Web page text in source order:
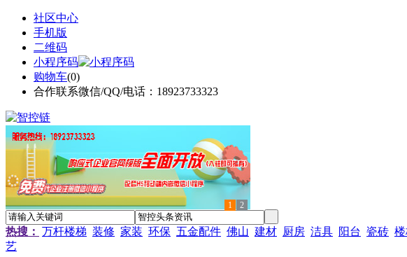
社区中心
手机版
二维码
小程序码
购物车(0)
合作联系微信/QQ/电话：18923733323
1 2
热搜： 万杆楼梯 装修 家装 环保 五金配件 佛山 建材 厨房 洁具 阳台 瓷砖
艺